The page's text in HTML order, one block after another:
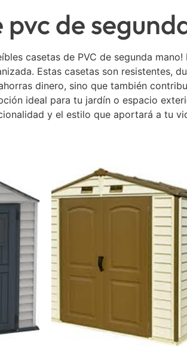
pvc de
casetas de PVC de segunda
Estas casetas son resistentes,
dinero, sino que también
ideal para tu jardín o espacio
y el estilo que aportará a tu